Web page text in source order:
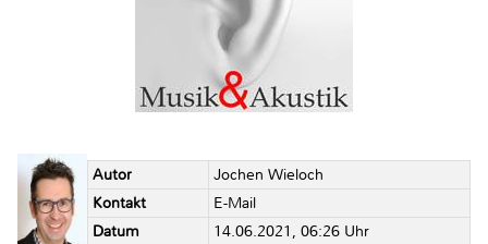
Autor
Jochen Wieloch
Kontakt
E-Mail
Datum
14.06.2021, 06:26 Uhr